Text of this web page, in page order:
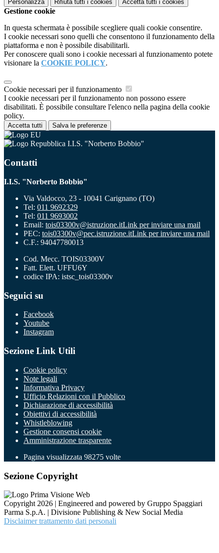
Personalizza Rifiuta tutti i cookies Accetta tutti i cookies
Gestione cookie
In questa schermata è possibile scegliere quali cookie consentire.
I cookie necessari sono quelli che consentono il funzionamento della
piattaforma e non è possibile disabilitarli.
Per conoscere quali sono i cookie necessari al funzionamento potete
visionare la COOKIE POLICY.
Cookie necessari per il funzionamento
I cookie necessari per il funzionamento non possono essere
disabilitati. È possibile consultare l'elenco nella pagina della cookie
policy.
Accetta tutti Salva le preferenze
I.I.S. "Norberto Bobbio"
Contatti
I.I.S. "Norberto Bobbio"
Via Valdocco, 23 - 10041 Carignano (TO)
Tel: 011 9692329
Tel: 011 9693002
Email: tois03300v@istruzione.itLink per inviare una mail
PEC: tois03300v@pec.istruzione.itLink per inviare una mail
C.F.: 94047780013
Cod. Mecc. TOIS03300V
Fatt. Elett. UFFU6Y
codice IPA: istsc_tois03300v
Seguici su
Facebook
Youtube
Instagram
Sezione Link Utili
Cookie policy
Note legali
Informativa Privacy
Ufficio Relazioni con il Pubblico
Dichiarazione di accessibilità
Obiettivi di accessibilità
Whistleblowing
Gestione consensi cookie
Amministrazione trasparente
Pagina visualizzata 98275 volte
Sezione Copyright
Copyright 2026 | Engineered and powered by Gruppo Spaggiari
Parma S.p.A. | Divisione Publishing & New Social Media
Disclaimer trattamento dati personali